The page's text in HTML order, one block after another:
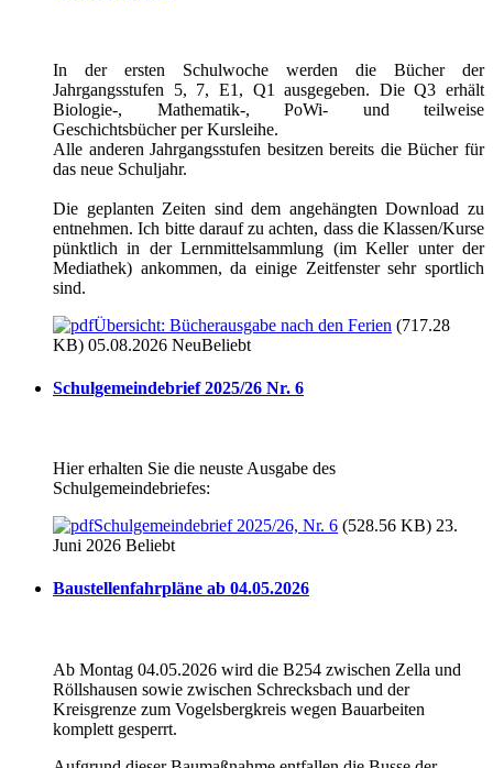
In der ersten Schulwoche werden die Bücher der
Jahrgangsstufen 5, 7, E1, Q1 ausgegeben. Die Q3 erhält
Biologie-, Mathematik-, PoWi- und teilweise
Geschichtsbücher per Kursleihe.
Alle anderen Jahrgangsstufen besitzen bereits die Bücher für
das neue Schuljahr.
Die geplanten Zeiten sind dem angehängten Download zu
entnehmen. Ich bitte darauf zu achten, dass die Klassen/Kurse
pünktlich in der Lernmittelsammlung (im Keller unter der
Mediathek) ankommen, da einige Zeitfenster sehr sportlich
sind.
Übersicht: Bücherausgabe nach den Ferien (717.28
KB) 05.08.2026 NeuBeliebt
Schulgemeindebrief 2025/26 Nr. 6
Hier erhalten Sie die neuste Ausgabe des
Schulgemeindebriefes:
Schulgemeindebrief 2025/26, Nr. 6 (528.56 KB) 23.
Juni 2026 Beliebt
Baustellenfahrpläne ab 04.05.2026
Ab Montag 04.05.2026 wird die B254 zwischen Zella und
Röllshausen sowie zwischen Schrecksbach und der
Kreisgrenze zum Vogelsbergkreis wegen Bauarbeiten
komplett gesperrt.